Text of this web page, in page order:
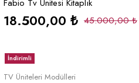
Fabio Tv Ünitesi Kitaplık
45.000,00₺
18.500,00 ₺
İndirimli
TV Üniteleri Modülleri